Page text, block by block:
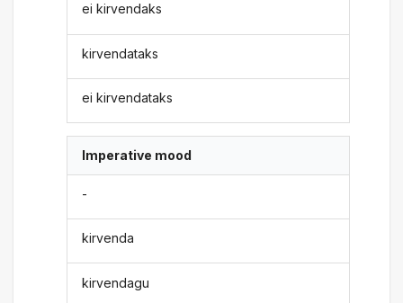
ei kirvendaks
kirvendataks
ei kirvendataks
Imperative mood
-
kirvenda
kirvendagu